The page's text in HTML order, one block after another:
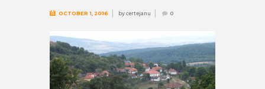
OCTOBER 1, 2016 bycertejanu 0